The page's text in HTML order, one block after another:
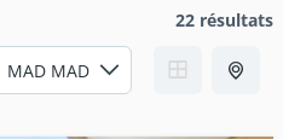
22 résultats